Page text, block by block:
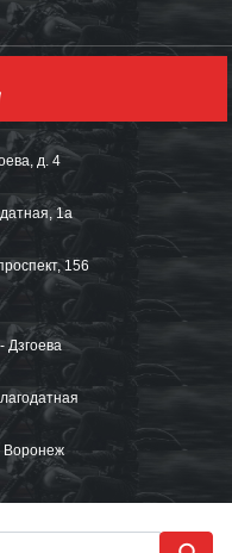
д. 4
1а
156
Дзгоева
Воронеж